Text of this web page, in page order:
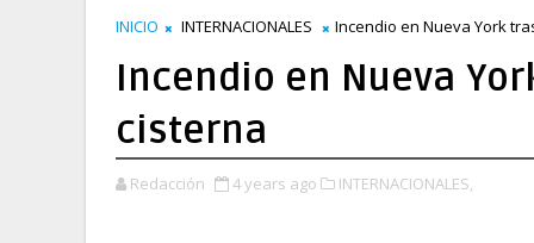
INICIO INTERNACIONALES Incendio en Nueva York
Incendio en Nueva
cisterna
Redacción 4 years ago INTERNACIONALES,